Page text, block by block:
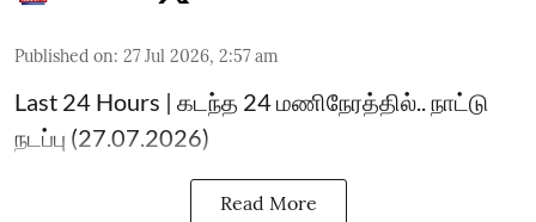
Published on: 27 Jul 2026, 2:57 am
Last 24 Hours | கடந்த 24 மணிநேரத்தில்.. நாட்டு
நடப்பு (27.07.2026)
Read More